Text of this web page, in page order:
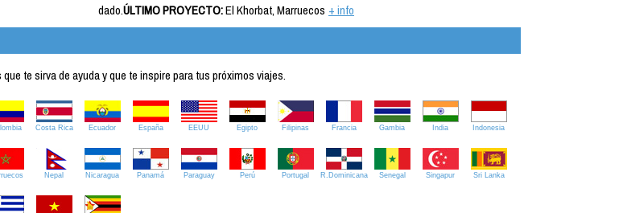
dado.ÚLTIMO PROYECTO:El Khorbat, Marruecos + info
te sirva de ayuda y que te inspire para tus próximos viajes.
Costa Rica Ecuador España EEUU Egipto Filipinas Francia Gambia India Indonesia
Nepal Nicaragua Panamá Paraguay Perú Portugal R.Dominicana Senegal Singapur Sri Lanka